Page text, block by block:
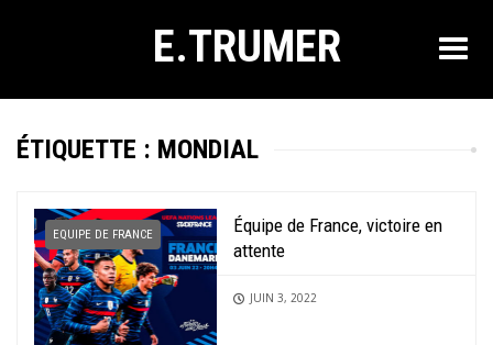
E.TRUMER
ÉTIQUETTE : MONDIAL
EQUIPE DE FRANCE
Équipe de France, victoire en
attente
JUIN 3, 2022